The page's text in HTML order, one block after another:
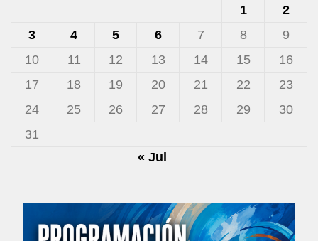
1
2
3
4 5 6 7 8
9
10
11 12 13 14 15
16
17
18 19 20 21 22
23
24
25 26 27 28 29
30
31
« Jul